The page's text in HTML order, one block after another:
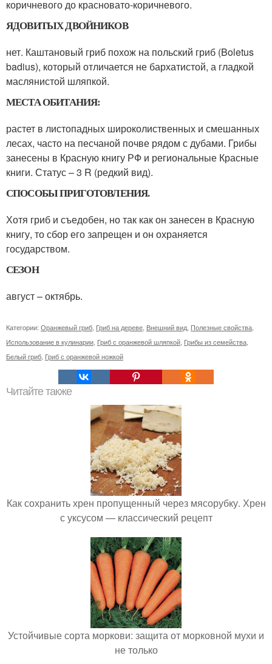
коричневого до красновато-коричневого.
ЯДОВИТЫХ ДВОЙНИКОВ
нет. Каштановый гриб похож на польский гриб (Boletus
badius), который отличается не бархатистой, а гладкой
маслянистой шляпкой.
МЕСТА ОБИТАНИЯ:
растет в листопадных широколиственных и смешанных
лесах, часто на песчаной почве рядом с дубами. Грибы
занесены в Красную книгу РФ и региональные Красные
книги. Статус – 3 R (редкий вид).
СПОСОБЫ ПРИГОТОВЛЕНИЯ.
Хотя гриб и съедобен, но так как он занесен в Красную
книгу, то сбор его запрещен и он охраняется
государством.
СЕЗОН
август – октябрь.
Категории: Оранжевый гриб Гриб на дереве Внешний вид Полезные свойства
Использование в кулинарии Гриб с оранжевой шляпкой Грибы из семейства
Белый гриб Гриб с оранжевой ножкой
Читайте также
Как сохранить хрен пропущенный через мясорубку. Хрен
с уксусом — классический рецепт
Устойчивые сорта моркови: защита от морковной мухи и
не только